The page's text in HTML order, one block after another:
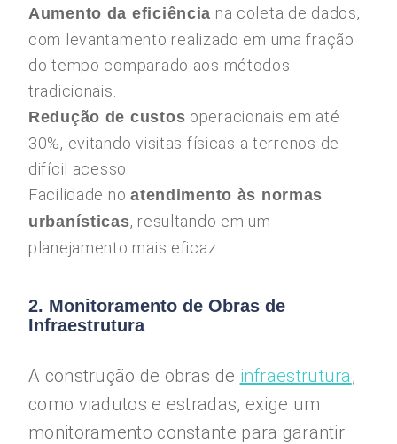
Aumento da eficiência na coleta de dados,
com levantamento realizado em uma fração
do tempo comparado aos métodos
tradicionais.
Redução de custos operacionais em até
30%, evitando visitas físicas a terrenos de
difícil acesso.
Facilidade noatendimento às normas
urbanísticas, resultando em um
planejamento mais eficaz.
2. Monitoramento de Obras de
Infraestrutura
A construção de obras de infraestrutura,
como viadutos e estradas, exige um
monitoramento constante para garantir